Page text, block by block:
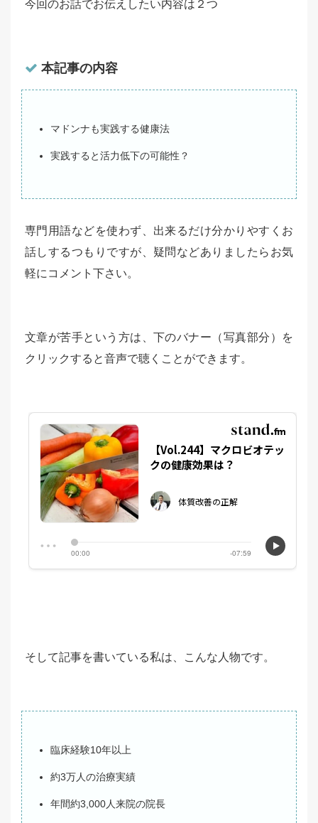
今回のお話でお伝えしたい内容は２つ
本記事の内容
マドンナも実践する健康法
実践すると活力低下の可能性？
専門用語などを使わず、出来るだけ分かりやすくお
話しするつもりですが、疑問などありましたらお気
軽にコメント下さい。
文章が苦手という方は、下のバナー（写真部分）を
クリックすると音声で聴くことができます。
そして記事を書いている私は、こんな人物です。
臨床経験10年以上
約3万人の治療実績
年間約3,000人来院の院長